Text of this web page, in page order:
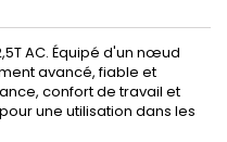
AC. Équipé d'un nœud
avancé, fiable et
confort de travail et
une utilisation dans les